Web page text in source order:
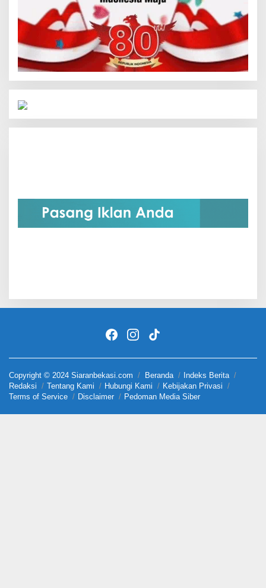
Copyright © 2024 Siaranbekasi.com Beranda
Indeks Berita
Redaksi
Tentang Kami Hubungi Kami
Kebijakan Privasi
Terms of Service
Disclaimer Pedoman Media Siber